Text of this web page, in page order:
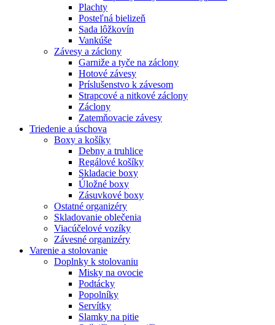
Plachty
Posteľná bielizeň
Sada lôžkovín
Vankúše
Závesy a záclony
Garniže a tyče na záclony
Hotové závesy
Príslušenstvo k závesom
Strapcové a nitkové záclony
Záclony
Zatemňovacie závesy
Triedenie a úschova
Boxy a košíky
Debny a truhlice
Regálové košíky
Skladacie boxy
Úložné boxy
Zásuvkové boxy
Ostatné organizéry
Skladovanie oblečenia
Viacúčelové vozíky
Závesné organizéry
Varenie a stolovanie
Doplnky k stolovaniu
Misky na ovocie
Podtácky
Popolníky
Servítky
Slamky na pitie